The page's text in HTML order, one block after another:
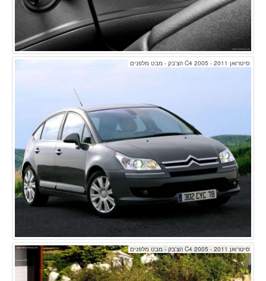
סיטרואן C4 2005 - 2011 הצ'בק - מבט מלפנים
סיטרואן C4 2005 - 2011 הצ'בק - מבט מלפנים